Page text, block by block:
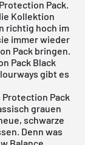
Pack.
Kollektion
richtig hoch im
immer wieder
Pack bringen.
Pack Black
gibt es
Pack
grauen
schwarze
Denn was